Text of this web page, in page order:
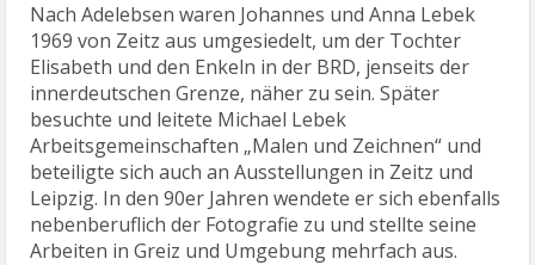
Nach Adelebsen waren Johannes und Anna Lebek
1969 von Zeitz aus umgesiedelt, um der Tochter
Elisabeth und den Enkeln in der BRD, jenseits der
innerdeutschen Grenze, näher zu sein. Später
besuchte und leitete Michael Lebek
Arbeitsgemeinschaften „Malen und Zeichnen“ und
beteiligte sich auch an Ausstellungen in Zeitz und
Leipzig. In den 90er Jahren wendete er sich ebenfalls
nebenberuflich der Fotografie zu und stellte seine
Arbeiten in Greiz und Umgebung mehrfach aus.